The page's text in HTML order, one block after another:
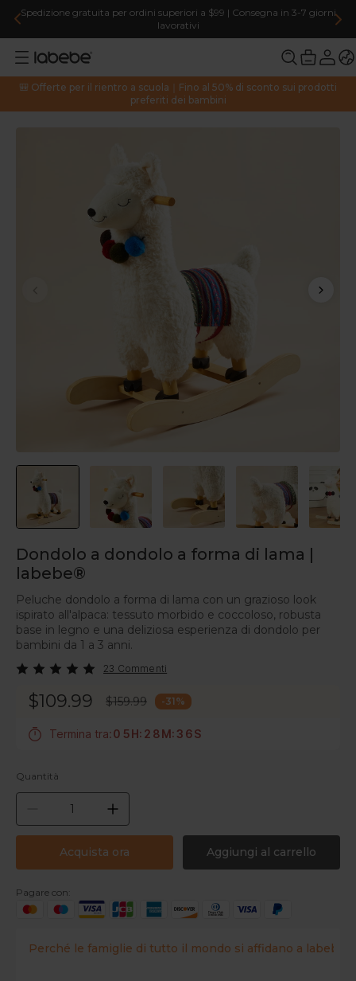
Spedizione gratuita per ordini superiori a $99 | Consegna in 3-7 giorni
lavorativi
🎒 Offerte per il rientro a scuola｜Fino al 50% di sconto sui prodotti
preferiti dei bambini
Dondolo a dondolo a forma di lama |
labebe®
Peluche dondolo a forma di lama con un grazioso look
ispirato all'alpaca: tessuto morbido e coccoloso, robusta
base in legno e una deliziosa esperienza di dondolo per
bambini da 1 a 3 anni.
23 Commenti
-31%
$109.99 $159.99
Termina tra:0 5H: 2 8M: 3 5S
Quantità
Acquista ora Aggiungi al carrello
Pagare con:
Perché le famiglie di tutto il mondo si affidano a labebe?